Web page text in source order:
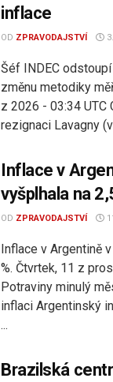
inflace
OD ZPRAVODAJSTVÍ
Šéf INDEC
změnu metodiky
z 2026 - 03:34 UTC
rezignaci Lavagny
Inflace v
vyšplhala na
OD ZPRAVODAJSTVÍ
Inflace v Argentině
%. Čtvrtek, 11 z
Potraviny minulý
inflaci Argentinský
...
Brazilská